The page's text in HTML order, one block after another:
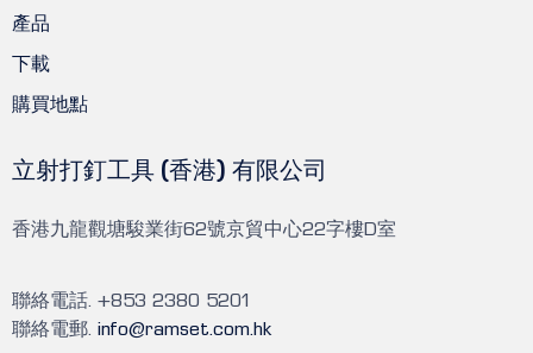
產品
下載
購買地點
立射打釘工具 (香港) 有限公司
香港九龍觀塘駿業街62號京貿中心22字樓D室
聯絡電話. +853 2380 5201
聯絡電郵. info@ramset.com.hk